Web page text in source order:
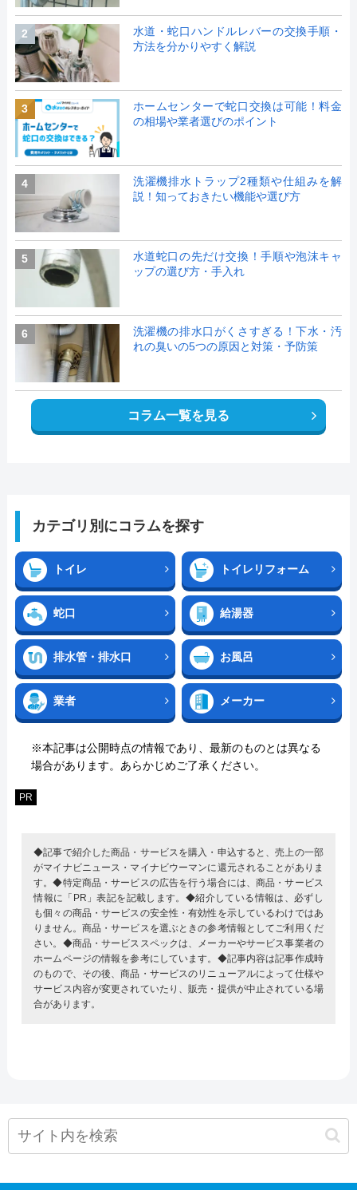
2
水道・蛇口ハンドルレバーの交換手順・
方法を分かりやすく解説
3
ホームセンターで蛇口交換は可能！料金
の相場や業者選びのポイント
4
洗濯機排水トラップ2種類や仕組みを解
説！知っておきたい機能や選び方
5
水道蛇口の先だけ交換！手順や泡沫キャ
ップの選び方・手入れ
6
洗濯機の排水口がくさすぎる！下水・汚
れの臭いの5つの原因と対策・予防策
コラム一覧を見る
カテゴリ別にコラムを探す
トイレ トイレリフォーム
蛇口 給湯器
排水管・排水口 お風呂
業者 メーカー
※本記事は公開時点の情報であり、最新のものとは異なる
場合があります。あらかじめご了承ください。
PR
◆記事で紹介した商品・サービスを購入・申込すると、売上の一部
がマイナビニュース・マイナビウーマンに還元されることがありま
す。◆特定商品・サービスの広告を行う場合には、商品・サービス
情報に「PR」表記を記載します。◆紹介している情報は、必ずし
も個々の商品・サービスの安全性・有効性を示しているわけではあ
りません。商品・サービスを選ぶときの参考情報としてご利用くだ
さい。◆商品・サービススペックは、メーカーやサービス事業者の
ホームページの情報を参考にしています。◆記事内容は記事作成時
のもので、その後、商品・サービスのリニューアルによって仕様や
サービス内容が変更されていたり、販売・提供が中止されている場
合があります。